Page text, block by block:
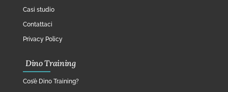
Casi studio
Contattaci
Privacy Policy
Dino Training
Cos’è Dino Training?